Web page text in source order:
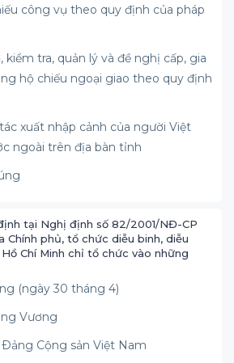
công vụ theo quy định của pháp
kiểm tra, quản lý và đề nghị cấp, gia
hộ chiếu ngoại giao theo quy định
xuất nhập cảnh của người Việt
ngoài trên địa bàn tỉnh
tại Nghị định số 82/2001/NĐ-CP
Chính phủ, tổ chức diễu binh, diễu
Chí Minh chỉ tổ chức vào những
(ngày 30 tháng 4)
Vương
Cộng sản Việt Nam